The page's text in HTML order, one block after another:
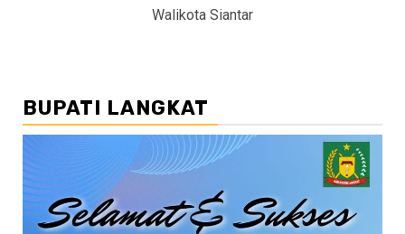
Walikota Siantar
BUPATI LANGKAT